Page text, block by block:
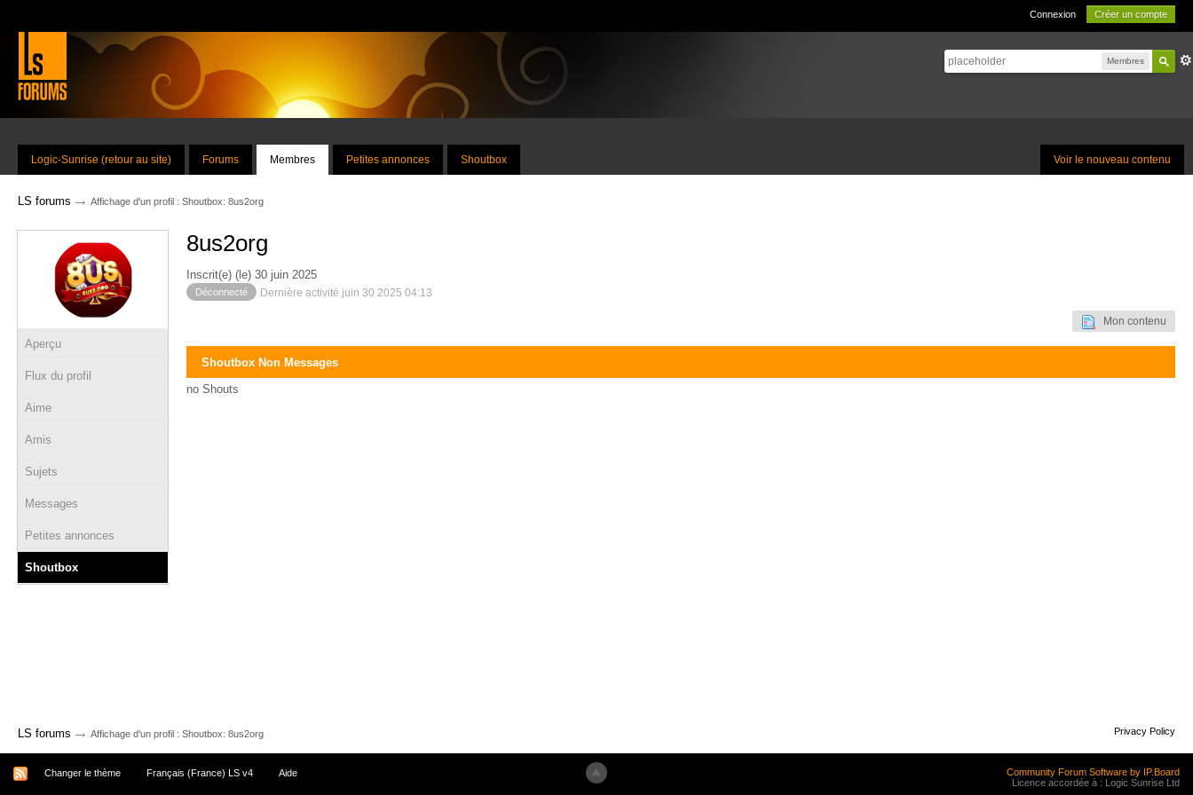
Connexion Créer un compte
Membres
Voir le nouveau contenu
Logic-Sunrise (retour au site) Forums Membres Petites annonces Shoutbox
LS forums → Affichage d'un profil : Shoutbox: 8us2org
Aperçu
Flux du profil
Aime
Amis
Sujets
Messages
Petites annonces
Shoutbox
8us2org
Inscrit(e) (le) 30 juin 2025
Déconnecté Dernière activité juin 30 2025 04:13
Mon contenu
Shoutbox Non Messages
no Shouts
LS forums → Affichage d'un profil : Shoutbox: 8us2org Privacy Policy
Changer le thème Français (France) LS v4 Aide
Community Forum Software by IP.Board
Licence accordée à : Logic Sunrise Ltd